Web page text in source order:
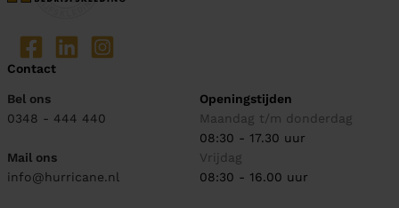
Contact
Bel ons
0348 - 444 440
Mail ons
info@hurricane.nl
Openingstijden
Maandag t/m donderdag
08:30 - 17.30 uur
Vrijdag
08:30 - 16.00 uur